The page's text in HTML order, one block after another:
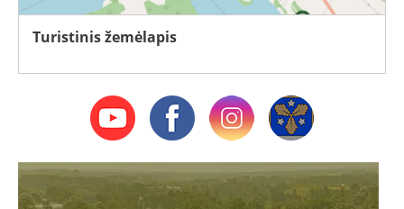
Turistinis žemėlapis